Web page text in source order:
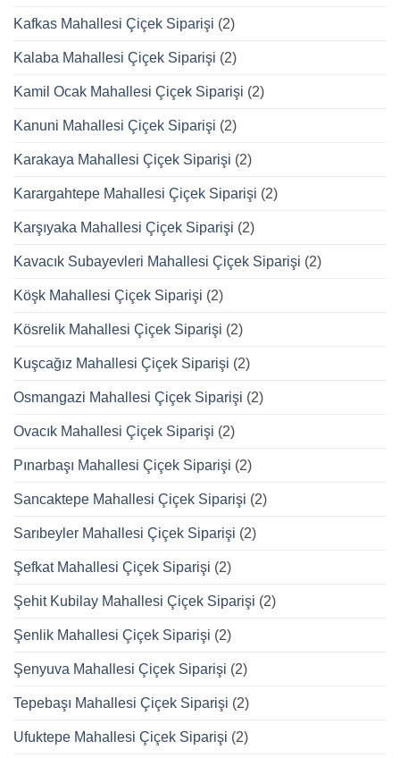
Kafkas Mahallesi Çiçek Siparişi (2)
Kalaba Mahallesi Çiçek Siparişi (2)
Kamil Ocak Mahallesi Çiçek Siparişi (2)
Kanuni Mahallesi Çiçek Siparişi (2)
Karakaya Mahallesi Çiçek Siparişi (2)
Karargahtepe Mahallesi Çiçek Siparişi (2)
Karşıyaka Mahallesi Çiçek Siparişi (2)
Kavacık Subayevleri Mahallesi Çiçek Siparişi (2)
Köşk Mahallesi Çiçek Siparişi (2)
Kösrelik Mahallesi Çiçek Siparişi (2)
Kuşcağız Mahallesi Çiçek Siparişi (2)
Osmangazi Mahallesi Çiçek Siparişi (2)
Ovacık Mahallesi Çiçek Siparişi (2)
Pınarbaşı Mahallesi Çiçek Siparişi (2)
Sancaktepe Mahallesi Çiçek Siparişi (2)
Sarıbeyler Mahallesi Çiçek Siparişi (2)
Şefkat Mahallesi Çiçek Siparişi (2)
Şehit Kubilay Mahallesi Çiçek Siparişi (2)
Şenlik Mahallesi Çiçek Siparişi (2)
Şenyuva Mahallesi Çiçek Siparişi (2)
Tepebaşı Mahallesi Çiçek Siparişi (2)
Ufuktepe Mahallesi Çiçek Siparişi (2)